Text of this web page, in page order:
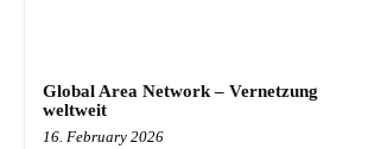
Global Area Network – Vernetzung
weltweit
16. February 2026